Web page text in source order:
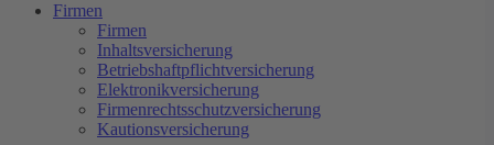
Baufinanzierung
Immobilienfinanzierung
Modernisierungsdarlehen
Privatkredit
Firmen
Firmen
Inhaltsversicherung
Betriebshaftpflichtversicherung
Elektronikversicherung
Firmenrechtsschutzversicherung
Kautionsversicherung